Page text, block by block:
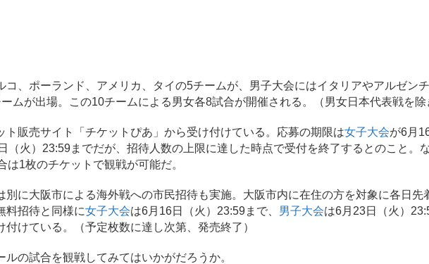
、ポーランド、アメリカ、タイの5チームが、男子大会にはイタリアやアルゼン
ムが出場。この10チームによる男女各8試合が開催される。（男女日本代表戦を除
販売サイト「チケットぴあ」から受け付けている。応募の期限は女子大会が6月
（火）23:59までだが、招待人数の上限に達した時点で受付を終了するとのこと。
1枚のチケットで観戦が可能だ。
に大阪市による海外戦への市民招待も実施。大阪市内に在住の方を対象に各日先
料招待と同様に女子大会は6月16日（火）23:59まで、 男子大会は6月23日（火）
けている。（予定枚数に達し次第、発売終了）
の試合を観戦してみてはいかがだろうか。